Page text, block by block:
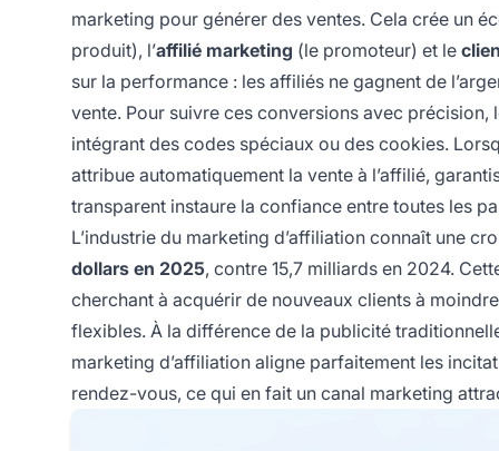
marketing pour générer des ventes. Cela crée un
produit), l’affilié marketing (le promoteur) et le
sur la performance : les affiliés ne gagnent de
vente. Pour suivre ces conversions avec
intégrant des codes spéciaux ou des cookies.
attribue automatiquement la vente à l’affilié,
transparent instaure la confiance entre toutes les
L’industrie du marketing d’affiliation connaît une
dollars en 2025, contre 15,7 milliards en 2024.
cherchant à acquérir de nouveaux clients à
flexibles. À la différence de la publicité
marketing d’affiliation aligne parfaitement les
rendez-vous, ce qui en fait un canal marketing